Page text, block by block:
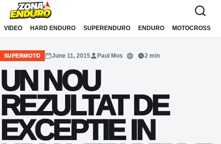
Sari la conținut
VIDEO HARD ENDURO SUPERENDURO ENDURO MOTOCROSS
SUPERMOTO June 11, 2015 Paul Mos
Translate
2 min
UN NOU
REZULTAT DE
EXCEPTIE IN